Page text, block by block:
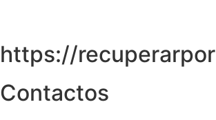
https://
Contactos